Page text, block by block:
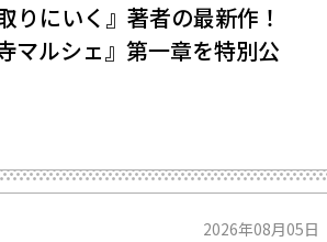
りにいく』著者の最新作！
マルシェ』第一章を特別公
2026年08月05日